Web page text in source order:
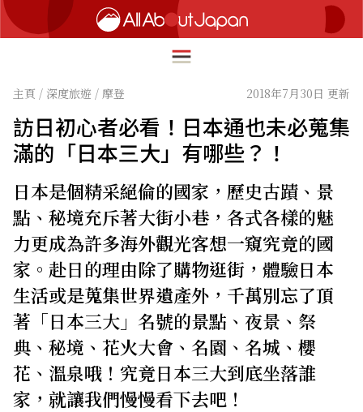
English
繁體中文
ภาษาไทย
한국어
日本語
HOME
深度旅遊
美食尋味
流行文化
創新趨勢
在地故事
關於我們
主頁 / 深度旅遊 / 摩登 2018年7月30日 更新
訪日初心者必看！日本通也未必蒐集
滿的「日本三大」有哪些？！
日本是個精采絕倫的國家，歷史古蹟、景
點、秘境充斥著大街小巷，各式各樣的魅
力更成為許多海外觀光客想一窺究竟的國
家。赴日的理由除了購物逛街，體驗日本
生活或是蒐集世界遺產外，千萬別忘了頂
著「日本三大」名號的景點、夜景、祭
典、秘境、花火大會、名園、名城、櫻
花、溫泉哦！究竟日本三大到底坐落誰
家，就讓我們慢慢看下去吧！